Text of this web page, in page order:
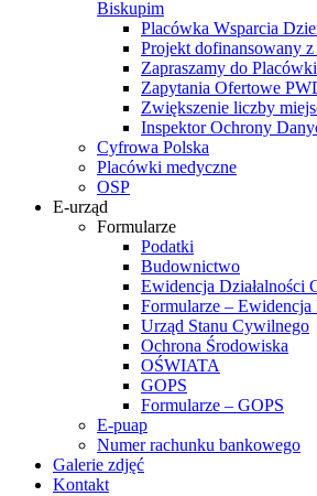
Biskupim
Placówka Wsparcia
Projekt dofinansowany
Zapraszamy do
Zapytania Ofertowe
Zwiększenie liczby
Inspektor Ochrony
Cyfrowa Polska
Placówki medyczne
OSP
E-urząd
Formularze
Podatki
Budownictwo
Ewidencja Działalności
Formularze – Ewidencja
Urząd Stanu Cywilnego
Ochrona Środowiska
OŚWIATA
GOPS
Formularze – GOPS
E-puap
Numer rachunku bankowego
Galerie zdjęć
Kontakt